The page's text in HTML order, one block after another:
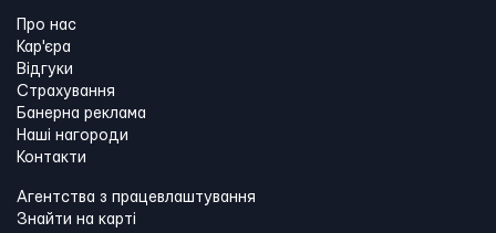
Про нас
Кар'єра
Відгуки
Страхування
Банерна реклама
Наші нагороди
Контакти
Агентства з працевлаштування
Знайти на карті